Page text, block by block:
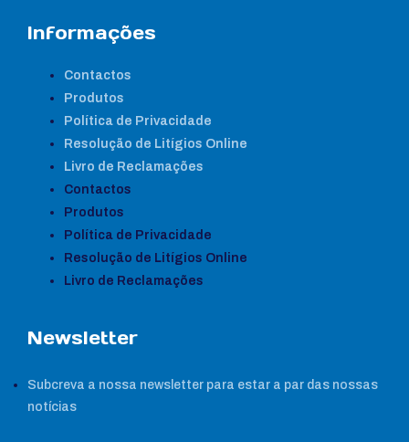
Informações
Contactos
Produtos
Política de Privacidade
Resolução de Litígios Online
Livro de Reclamações
Contactos
Produtos
Política de Privacidade
Resolução de Litígios Online
Livro de Reclamações
Newsletter
Subcreva a nossa newsletter para estar a par das nossas
notícias